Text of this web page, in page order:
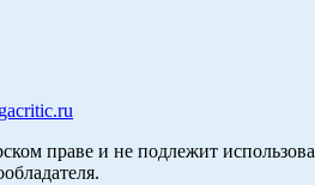
праве и не подлежит